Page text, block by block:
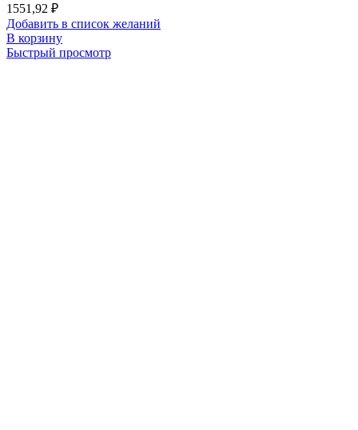
1551,92 ₽
Добавить в список желаний
В корзину
Быстрый просмотр